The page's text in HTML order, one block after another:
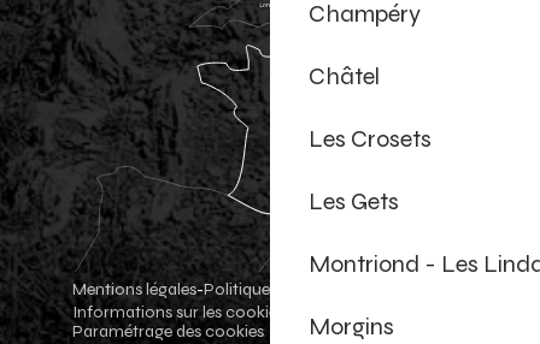
Champéry
Châtel
Les Crosets
Les Gets
Montriond - Les
Morgins
Mentions légales-Politique de confidentialité
Informations sur les cookies
Paramétrage des cookies